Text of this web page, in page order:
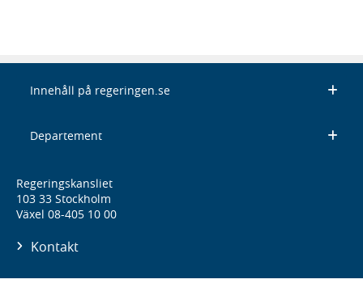
Innehåll på regeringen.se
Departement
Regeringskansliet
103 33 Stockholm
Växel 08-405 10 00
Kontakt